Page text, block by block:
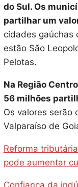
do Sul. Os
partilhar um
cidades gaúchas
estão São
Pelotas.
Na Região
56 milhões
Os valores serão
Valparaíso de
Reforma
pode aumentar
Confiança da